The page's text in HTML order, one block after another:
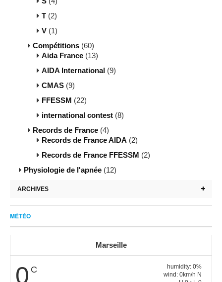
T (2)
V (1)
Compétitions (60)
Aida France (13)
AIDA International (9)
CMAS (9)
FFESSM (22)
international contest (8)
Records de France (4)
Records de France AIDA (2)
Records de France FFESSM (2)
Physiologie de l'apnée (12)
ARCHIVES
MÉTÉO
Marseille
0 C
humidity: 0%
wind: 0km/h N